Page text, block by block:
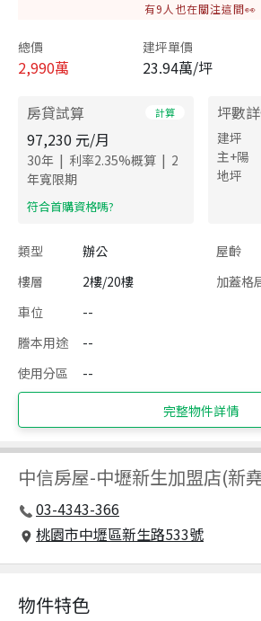
有9 人也在關注這間👀
總價
2,990萬
建坪單價
23.94萬/坪
房貸試算 計算
97,230 元/月
30年 | 利率2.35%概算 | 2
年寬限期
​符合首購資格嗎?
坪數
建坪
主+陽
地坪
類型 辦公 屋齡
樓層
2樓/20樓 加蓋格
車位
--
謄本用途
--
使用分區
--
完整物件詳情
中信房屋-中壢新生加盟店(新
03-4343-366
桃園市中壢區新生路533號
物件特色